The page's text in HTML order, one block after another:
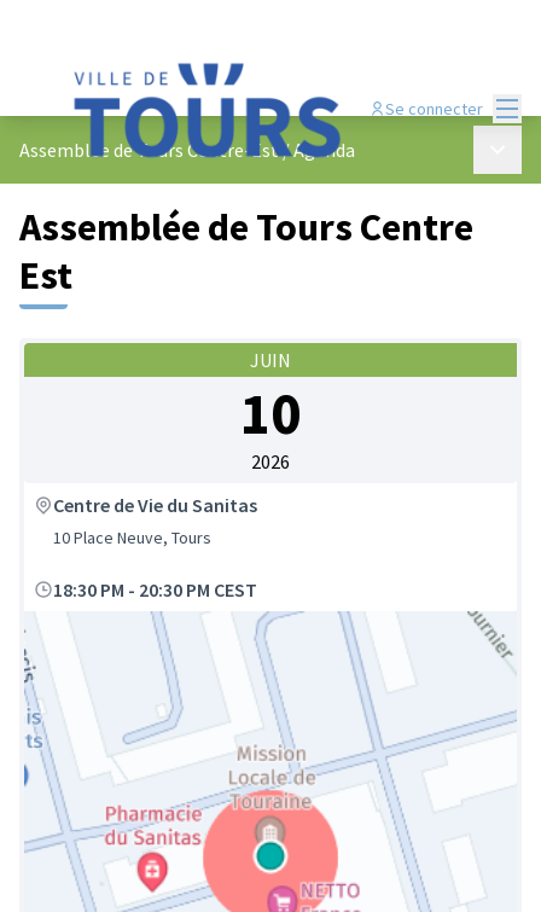
Se connecter
Assemblée de Tours Centre-Est/Agenda
Assemblée de Tours Centre
Est
JUIN
10
2026
Centre de Vie du Sanitas
10 Place Neuve, Tours
18:30 PM - 20:30 PM CEST